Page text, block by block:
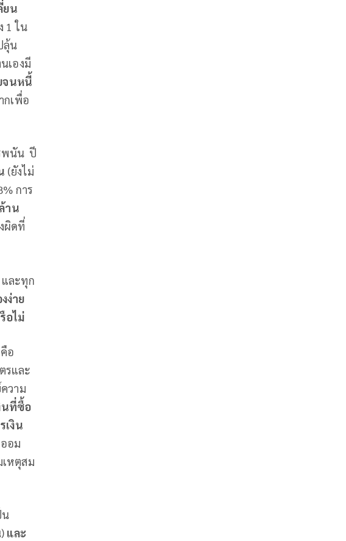
ยน
1 ใน
ลุ้น
เองมี
จนหนี้
กเพื่อ
พนัน ปี
(ยังไม่
การ
าน
ผิดที่
ละทุก
ง่าย
อไม่
อ
รและ
วาม
นที่ซื้อ
เงิน
อม
เหตุสม
น
และ